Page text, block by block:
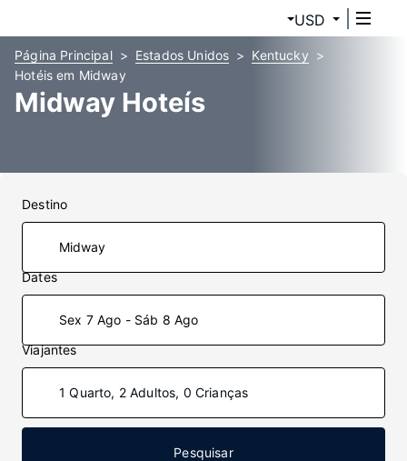
USD
Página Principal Estados Unidos
Kentucky
Hotéis em Midway
Midway Hoteís
Destino
Dates
Sex 7 Ago - Sáb 8 Ago
Viajantes
1 Quarto, 2 Adultos, 0 Crianças
Pesquisar